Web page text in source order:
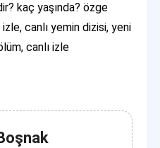
kaç yaşında? özge
izle, canlı yemin dizisi, yeni
canlı izle